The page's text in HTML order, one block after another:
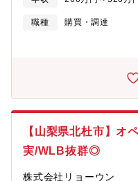
りと分ける事が可能となり
て、本社近くの企業型保育
職種
購買・調達
【山梨県北杜市】オ
実/WLB抜群◎
株式会社リョーウン